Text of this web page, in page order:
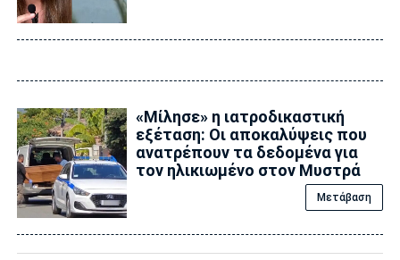
«Μίλησε» η ιατροδικαστική
εξέταση: Οι αποκαλύψεις που
ανατρέπουν τα δεδομένα για
τον ηλικιωμένο στον Μυστρά
Μετάβαση